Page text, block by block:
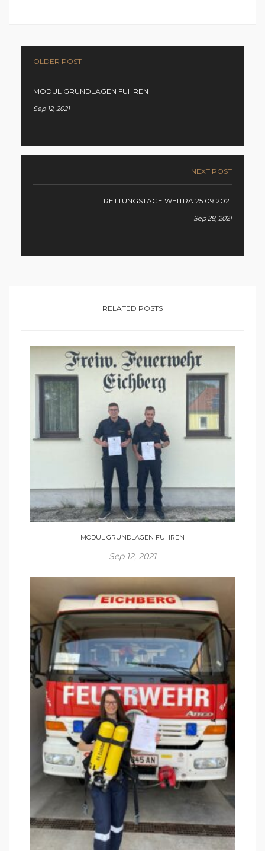
OLDER POST
MODUL GRUNDLAGEN FÜHREN
Sep 12, 2021
NEXT POST
RETTUNGSTAGE WEITRA 25.09.2021
Sep 28, 2021
RELATED POSTS
MODUL GRUNDLAGEN FÜHREN
Sep 12, 2021